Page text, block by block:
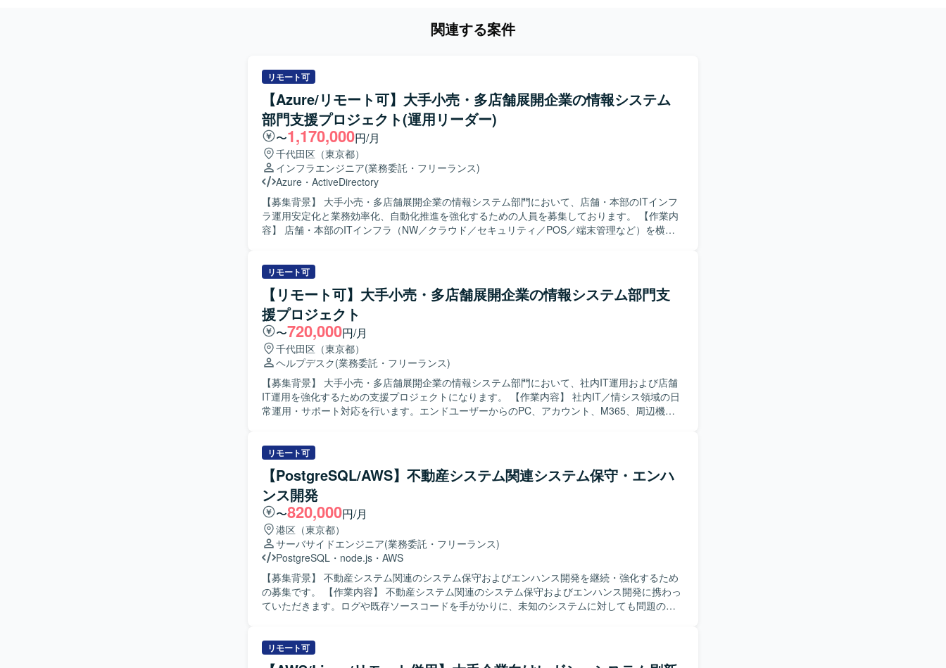
関連する案件
リモート可
【Azure/リモート可】大手小売・多店舗展開企業の情報システム
部門支援プロジェクト(運用リーダー)
〜1,170,000円/月
千代田区（東京都）
インフラエンジニア(業務委託・フリーランス)
Azure ・ ActiveDirectory
【募集背景】 大手小売・多店舗展開企業の情報システム部門において、店舗・本部のITインフ
ラ運用安定化と業務効率化、自動化推進を強化するための人員を募集しております。 【作業内
容】 店舗・本部のITインフラ（NW／クラウド／セキュリティ／POS／端末管理など）を横断
運用管理を担当していただきます。 セキュリティ運用・インシデント対応の統括を行っていた
だきます。 運用設計、タスク・工数管理、改善推進を実施していただきます。 メンバー管理・
育成、ベンダーコントロールを行っていただきます。 コスト管理および運用最適化を推進して
いただきます。 【求める人物像】 ITインフラ全般に横断的な知識を持ち、主体的に運用改善や
自動化を推進できる方を求めております。 関係者と円滑にコミュニケーションを取りながら、
調整・折衝をリードできる方を歓迎いたします。 【ポジションの魅力】 大規模な多店舗展開企
業のITインフラ全体を俯瞰しながら、運用設計から改善推進まで一貫して関わることができま
す。 MS系基盤やクラウド、セキュリティなど幅広い技術領域に携わり、運用リーダーとしての
経験をさらに深めていただけます。 【開発環境】 MS系基盤（AD／Entra ID／M365／
Intune）、クラウド基盤（AWS、Azure）、ネットワーク（FW／無線LAN 等）、店舗IT（POS
／PBX など）を利用した環境で運用していただきます。
リモート可
【リモート可】大手小売・多店舗展開企業の情報システム部門支
援プロジェクト
〜720,000円/月
千代田区（東京都）
ヘルプデスク(業務委託・フリーランス)
【募集背景】 大手小売・多店舗展開企業の情報システム部門において、社内IT運用および店舗
IT運用を強化するための支援プロジェクトになります。 【作業内容】 社内IT／情シス領域の日
常運用・サポート対応を行います。エンドユーザーからのPC、アカウント、M365、周辺機器
店舗IT（POS、PBX 等）の運用サポートを行います。 【求める人物像】 セルフスターターで主
体的に業務に取り組める方を求めています。新しい技術や業務へのキャッチアップ志向が強
く、成長意欲のある方を歓迎します。 【ポジションの魅力】 大手小売・多店舗展開企業の情報
システム部門において、社内ITと店舗ITの双方に関わることができ、多様なIT運用・サポート経
験を積むことができます。MS系ツールや店舗IT領域など幅広い技術スタックに触れながらスキ
ルアップできる環境です。 【開発環境】 M365、Active Directory、Entra ID、Intune などのMS
系ツールおよび店舗IT（POS、PBX 等）を利用した運用環境になります。
リモート可
【PostgreSQL/AWS】不動産システム関連システム保守・エンハ
ンス開発
〜820,000円/月
港区（東京都）
サーバサイドエンジニア(業務委託・フリーランス)
PostgreSQL ・ node.js ・ AWS
【募集背景】 不動産システム関連のシステム保守およびエンハンス開発を継続・強化するため
の募集です。 【作業内容】 不動産システム関連のシステム保守およびエンハンス開発に携わっ
ていただきます。ログや既存ソースコードを手がかりに、未知のシステムに対しても問題の調
人物像】 定例等の打合せでリーダーシップを発揮できる方を求めています。ログや既存のソー
スコードを手がかりに、未知のシステムでも自律的に問題を調査・解決できる方が望ましいで
リモート可